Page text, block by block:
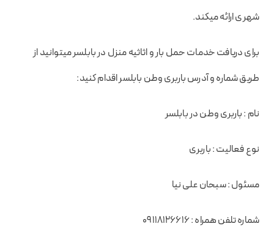
شهری ارائه میکند.
برای دریافت خدمات حمل بار و اثاثیه منزل در بابلسر میتوانید از
طریق شماره و آدرس باربری وطن بابلسر اقدام کنید:
نام : باربری وطن در بابلسر
نوع فعالیت : باربری
مسئول : سبحان علی نیا
شماره تلفن همراه : ۰۹۱۱۸۱۲۶۶۱۶